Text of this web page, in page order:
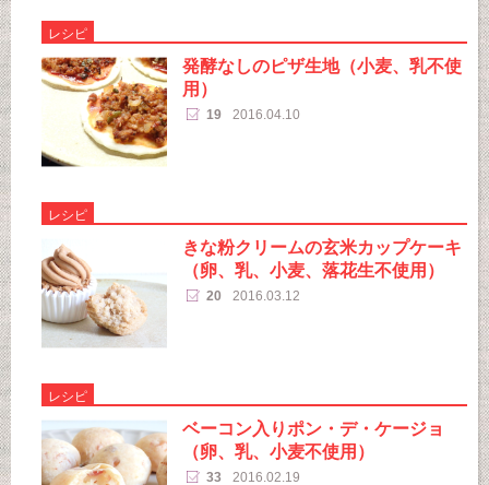
レシピ
発酵なしのピザ生地（小麦、乳不使
用）
19 2016.04.10
レシピ
きな粉クリームの玄米カップケーキ
（卵、乳、小麦、落花生不使用）
20 2016.03.12
レシピ
ベーコン入りポン・デ・ケージョ
（卵、乳、小麦不使用）
33 2016.02.19